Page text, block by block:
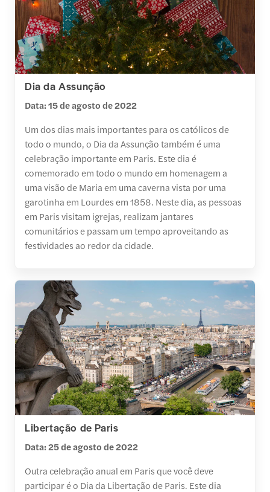
Dia da Assunção
Data: 15 de agosto de 2022
Um dos dias mais importantes para os católicos de
todo o mundo, o Dia da Assunção também é uma
celebração importante em Paris. Este dia é
comemorado em todo o mundo em homenagem a
uma visão de Maria em uma caverna vista por uma
garotinha em Lourdes em 1858. Neste dia, as pessoas
em Paris visitam igrejas, realizam jantares
comunitários e passam um tempo aproveitando as
festividades ao redor da cidade.
Libertação de Paris
Data: 25 de agosto de 2022
Outra celebração anual em Paris que você deve
participar é o Dia da Libertação de Paris. Este dia